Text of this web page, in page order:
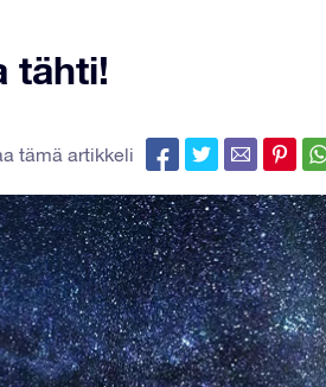
tähti!
tämä artikkeli